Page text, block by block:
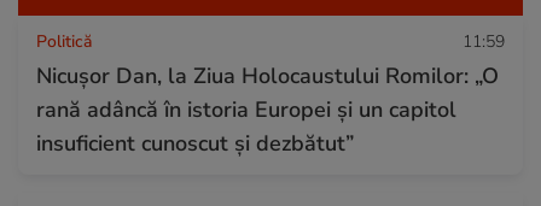
Politică 11:59
Nicuşor Dan, la Ziua Holocaustului Romilor: „O
rană adâncă în istoria Europei și un capitol
insuficient cunoscut și dezbătut”